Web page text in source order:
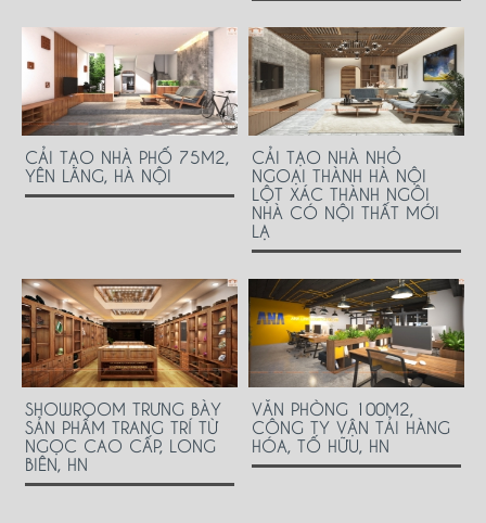
CẢI TẠO NHÀ PHỐ 75M2,
YÊN LÃNG, HÀ NỘI
CẢI TẠO NHÀ NHỎ
NGOẠI THÀNH HÀ NỘI
LỘT XÁC THÀNH NGÔI
NHÀ CÓ NỘI THẤT MỚI
LẠ
SHOWROOM TRƯNG BÀY
SẢN PHẨM TRANG TRÍ TỪ
NGỌC CAO CẤP, LONG
BIÊN, HN
VĂN PHÒNG 100M2,
CÔNG TY VẬN TẢI HÀNG
HÓA, TỐ HỮU, HN